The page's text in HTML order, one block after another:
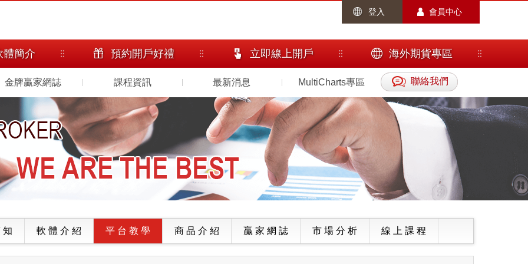
登入 會員中心
體簡介 預約開戶好禮 立即線上開戶 海外期貨專區
金牌贏家網誌 課程資訊 最新消息 MultiCharts專區 聯絡我們
知 軟 體 介 紹 平 台 教 學 商 品 介 紹 贏 家 網 誌 市 場 分 析 線 上 課 程